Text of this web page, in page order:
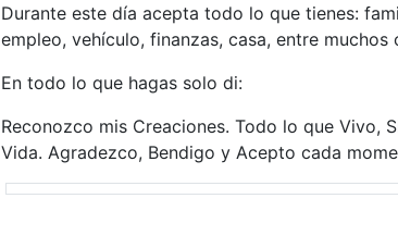
Durante este día acepta todo lo que tienes:
empleo, vehículo, finanzas, casa, entre muchos
En todo lo que hagas solo di:
Reconozco mis Creaciones. Todo lo que Vivo,
Vida. Agradezco, Bendigo y Acepto cada